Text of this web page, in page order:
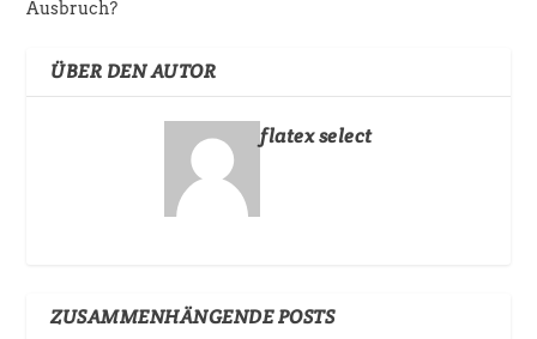
Ausbruch?
ÜBER DEN AUTOR
flatex select
ZUSAMMENHÄNGENDE POSTS